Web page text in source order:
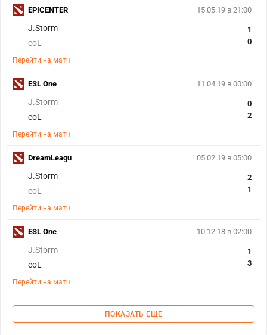
15.05.19 в 21:00
J.Storm
coL
1
0
Перейти на матч
EPICENTER
11.04.19 в 00:00
J.Storm
coL
0
2
Перейти на матч
ESL One
05.02.19 в 05:00
J.Storm
coL
2
1
Перейти на матч
DreamLeagu
10.12.18 в 02:00
J.Storm
coL
1
3
Перейти на матч
ESL One
ПОКАЗАТЬ ЕЩЕ